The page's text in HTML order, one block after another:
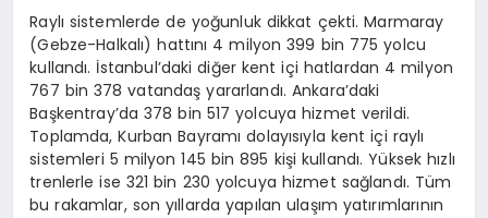
Raylı sistemlerde de yoğunluk dikkat çekti. Marmaray
(Gebze-Halkalı) hattını 4 milyon 399 bin 775 yolcu
kullandı. İstanbul’daki diğer kent içi hatlardan 4 milyon
767 bin 378 vatandaş yararlandı. Ankara’daki
Başkentray’da 378 bin 517 yolcuya hizmet verildi.
Toplamda, Kurban Bayramı dolayısıyla kent içi raylı
sistemleri 5 milyon 145 bin 895 kişi kullandı. Yüksek hızlı
trenlerle ise 321 bin 230 yolcuya hizmet sağlandı. Tüm
bu rakamlar, son yıllarda yapılan ulaşım yatırımlarının